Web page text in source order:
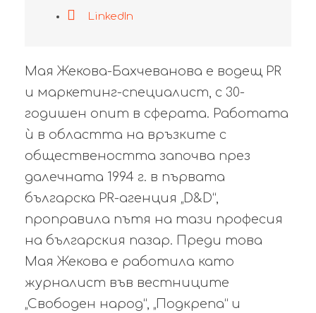
Мая Жекова-Бахчеванова е водещ PR
и маркетинг-специалист, с 30-
годишен опит в сферата. Работата
ѝ в областта на връзките с
обществеността започва през
далечната 1994 г. в първата
българска PR-агенция „D&D“,
проправила пътя на тази професия
на българския пазар. Преди това
Мая Жекова е работила като
журналист във вестниците
„Свободен народ“, „Подкрепа“ и
LinkedIn